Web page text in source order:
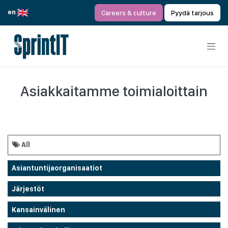
en
Careers & culture Pyydä tarjous
Asiakkaitamme toimialoittain
All
Asiantuntijaorganisaatiot
Järjestöt
Kansainvälinen